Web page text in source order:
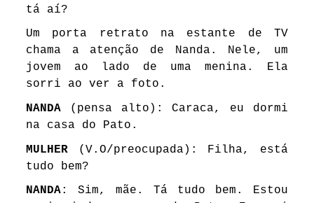
tá aí?
Um porta retrato na estante de TV
chama a atenção de Nanda. Nele, um
jovem ao lado de uma menina. Ela
sorri ao ver a foto.
NANDA (pensa alto): Caraca, eu dormi
na casa do Pato.
MULHER (V.O/preocupada): Filha, está
tudo bem?
NANDA: Sim, mãe. Tá tudo bem. Estou